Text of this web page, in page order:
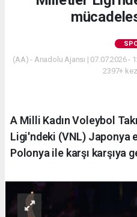
(AA) - Anadolu Ajansı | 07.07.2026 -
2397+
A Milli Kadın Voleybol
Ligi'ndeki (VNL) Japonya
Polonya ile karşı karşıya